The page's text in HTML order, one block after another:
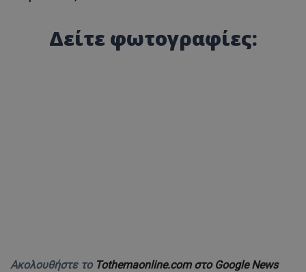
Δείτε φωτογραφίες:
Ακολουθήστε το Tothemaonline.com στο Google News